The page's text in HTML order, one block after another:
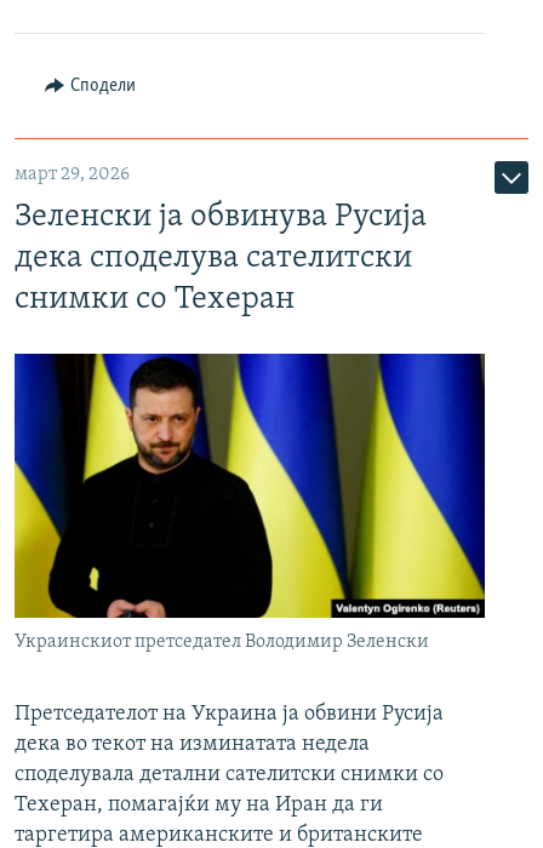
Сподели
март 29, 2026
Зеленски ја обвинува Русија
дека споделува сателитски
снимки со Техеран
Украинскиот претседател Володимир Зеленски
Претседателот на Украина ја обвини Русија
дека во текот на изминатата недела
споделувала детални сателитски снимки со
Техеран, помагајќи му на Иран да ги
таргетира американските и британските